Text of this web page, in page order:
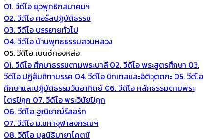
01. วีดีโอ ยุวพุทธิกสมาคมฯ
02. วีดีโอ คอร์สปฏิบัติธรรม
03. วีดีโอ บรรยายทั่วไป
04. วีดีโอ บ้านพุทธธรรมสวนหลวง
05. วีดีโอ เบนซ์ทองหล่อ
01. วีดีโอ ศึกษาธรรมตามพระบาลี 02. วีดีโอ พระสูตรศึกษา 03.
วีดีโอ ปฏิสัมภิทามรรค 04. วีดีโอ นิทเทสและอิติวุตตกะ 05. วีดีโอ
ศึกษาและปฏิบัติธรรมวันอาทิตย์ 06. วีดีโอ หลักธรรมตามพระ
ไตรปิฎก 07. วีดีโอ พระวินัยปิฎก
06. วีดีโอ ฐณิชาฌ์รีสอร์ท
07. วีดีโอ ม.มหาจุฬาลงกรณฯ
08. วีดีโอ มูลนิธิมายาโคตมี